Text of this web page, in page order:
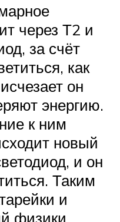
через Т2 и
за счёт
как
он
энергию.
к ним
новый
и он
Таким
и
физики,